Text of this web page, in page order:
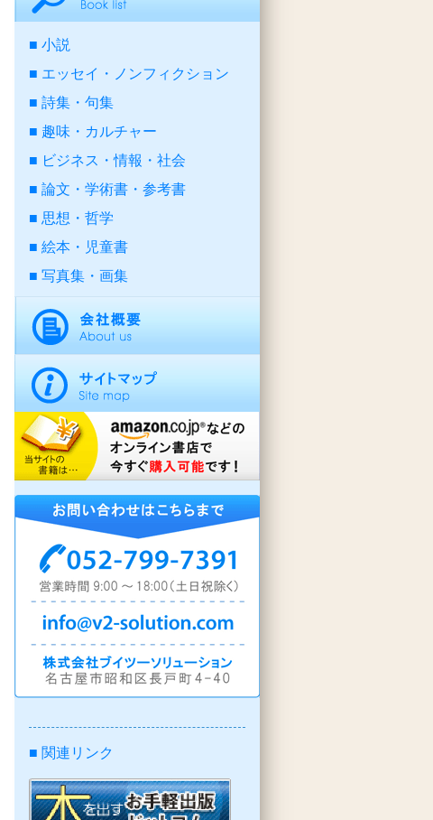
小説
エッセイ・ノンフィクション
詩集・句集
趣味・カルチャー
ビジネス・情報・社会
論文・学術書・参考書
思想・哲学
絵本・児童書
写真集・画集
■ 関連リンク